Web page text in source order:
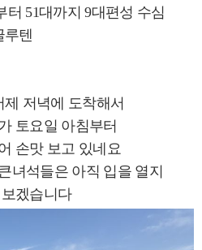
51대까지 9대편성 수심
루텐
저녁에 도착해서
토요일 아침부터
손맛 보고 있네요
녀석들은 아직 입을 열지
겠습니다